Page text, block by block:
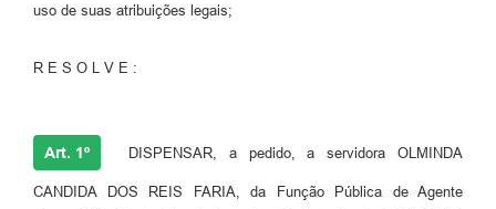
uso de suas atribuições legais;
R E S O L V E :
Art. 1º DISPENSAR, a pedido, a servidora OLMINDA
CANDIDA DOS REIS FARIA, da Função Pública de Agente